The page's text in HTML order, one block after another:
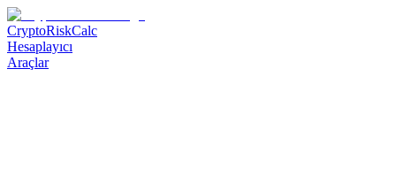
CryptoRiskCalc
Hesaplayıcı
Araçlar